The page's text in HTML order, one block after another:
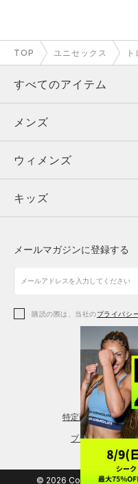
TOP ユニセックス
すべてのアイテム
メンズ
ウィメンズ
キッズ
アクセサリー
メンズ
トップス
ボトムス
アクセサリー
ウィメンズ
トップス
シューズ
アクセサリー
レギンス＆タイツ
キッズ
シューズ
メールマガジンに登録する
購読の際は、当社のプライバシ
特定商取引法に基
プライバシーポ
© 2026 Copyright